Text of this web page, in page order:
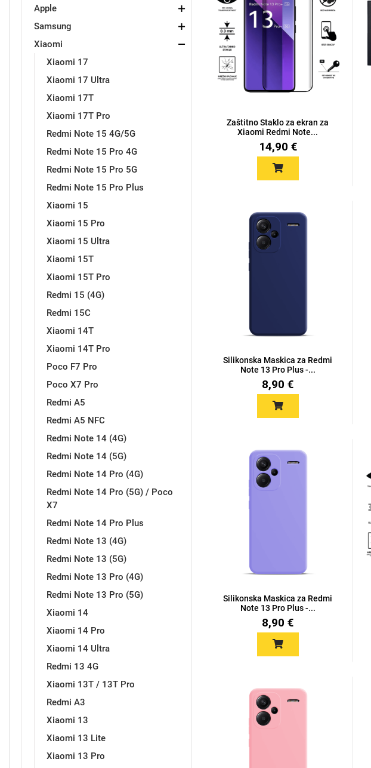
Apple
Samsung
Xiaomi
Xiaomi 17
Xiaomi 17 Ultra
Xiaomi 17T
Xiaomi 17T Pro
Redmi Note 15 4G/5G
Redmi Note 15 Pro 4G
Redmi Note 15 Pro 5G
Redmi Note 15 Pro Plus
Xiaomi 15
Xiaomi 15 Pro
Xiaomi 15 Ultra
Xiaomi 15T
Xiaomi 15T Pro
Redmi 15 (4G)
Redmi 15C
Xiaomi 14T
Xiaomi 14T Pro
Poco F7 Pro
Poco X7 Pro
Redmi A5
Redmi A5 NFC
Redmi Note 14 (4G)
Redmi Note 14 (5G)
Redmi Note 14 Pro (4G)
Redmi Note 14 Pro (5G) / Poco
X7
Redmi Note 14 Pro Plus
Redmi Note 13 (4G)
Redmi Note 13 (5G)
Redmi Note 13 Pro (4G)
Redmi Note 13 Pro (5G)
Xiaomi 14
Xiaomi 14 Pro
Xiaomi 14 Ultra
Redmi 13 4G
Xiaomi 13T / 13T Pro
Redmi A3
Xiaomi 13
Xiaomi 13 Lite
Xiaomi 13 Pro
Zaštitno Staklo za ekran za
Xiaomi Redmi Note...
14,90 €
Silikonska Maskica za Redmi
Note 13 Pro Plus -...
8,90 €
Silikonska Maskica za Redmi
Note 13 Pro Plus -...
8,90 €
Babe Šaljivi motivi
Najprodavanije - TOP 100
Gym
Sleng
Svemirska kolekcija
I Need Some Space
Quotes Collection
Samsung
Spigen maskice
Univerzalno kaljeno staklo
Preklopne maskice
Samsung Huawei
Držači za romobil Držači za ruku
USB kablovi HDMI kabel
Adapteri za mobitel
FM Transmitteri HI-FI linije